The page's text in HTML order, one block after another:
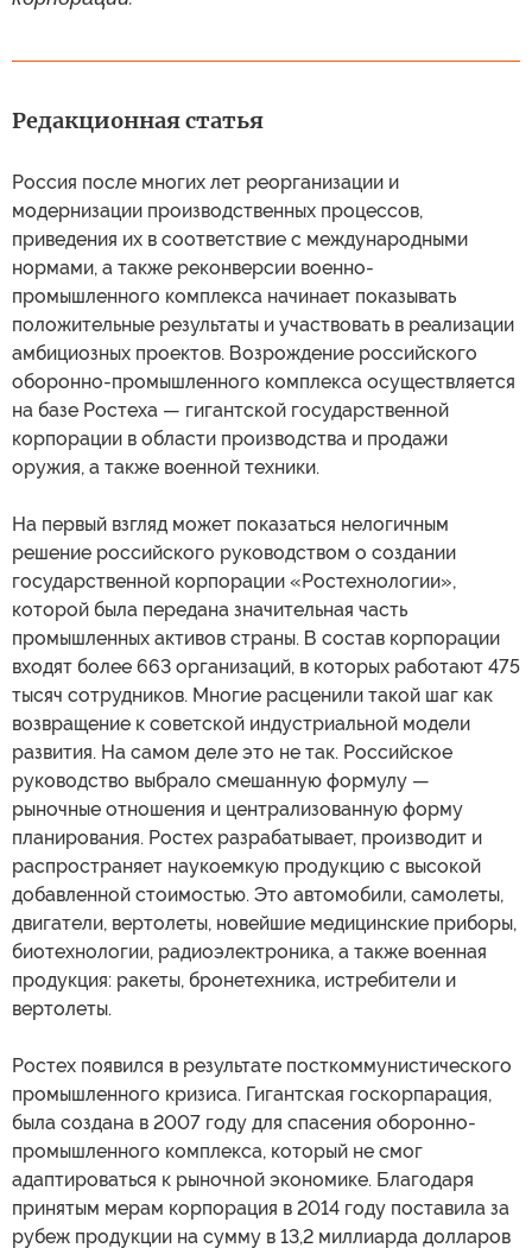
Редакционная статья
Россия после многих лет реорганизации и
модернизации производственных процессов,
приведения их в соответствие с международными
нормами, а также реконверсии военно-
промышленного комплекса начинает показывать
положительные результаты и участвовать в реализации
амбициозных проектов. Возрождение российского
оборонно-промышленного комплекса осуществляется
на базе Ростеха — гигантской государственной
корпорации в области производства и продажи
оружия, а также военной техники.
На первый взгляд может показаться нелогичным
решение российского руководством о создании
государственной корпорации «Ростехнологии»,
которой была передана значительная часть
промышленных активов страны. В состав корпорации
входят более 663 организаций, в которых работают 475
тысяч сотрудников. Многие расценили такой шаг как
возвращение к советской индустриальной модели
развития. На самом деле это не так. Российское
руководство выбрало смешанную формулу —
рыночные отношения и централизованную форму
планирования. Ростех разрабатывает, производит и
распространяет наукоемкую продукцию с высокой
добавленной стоимостью. Это автомобили, самолеты,
двигатели, вертолеты, новейшие медицинские приборы,
биотехнологии, радиоэлектроника, а также военная
продукция: ракеты, бронетехника, истребители и
вертолеты.
Ростех появился в результате посткоммунистического
промышленного кризиса. Гигантская госкорпарация,
была создана в 2007 году для спасения оборонно-
промышленного комплекса, который не смог
адаптироваться к рыночной экономике. Благодаря
принятым мерам корпорация в 2014 году поставила за
рубеж продукции на сумму в 13,2 миллиарда долларов